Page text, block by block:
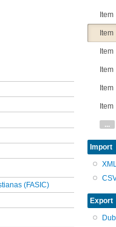
(FASIC)
Item
Item
Item
Item
Item
Item
...
Import
Export